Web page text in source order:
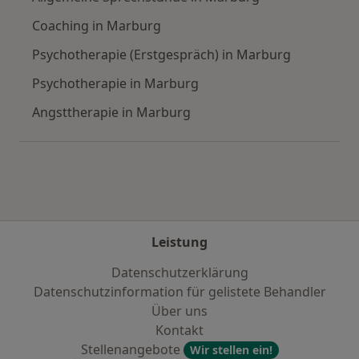
Coaching in Marburg
Psychotherapie (Erstgespräch) in Marburg
Psychotherapie in Marburg
Angsttherapie in Marburg
Leistung
Datenschutzerklärung
Datenschutzinformation für gelistete Behandler
Über uns
Kontakt
Stellenangebote
Wir stellen ein!